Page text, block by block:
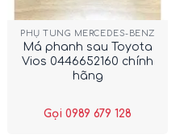
PHỤ TÙNG MERCEDES-BENZ
Má phanh sau Toyota
Vios 0446652160 chính
hãng
Gọi 0989 679 128